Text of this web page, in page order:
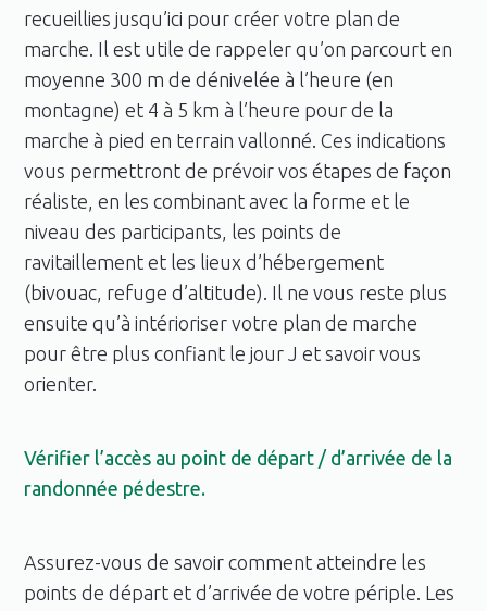
recueillies jusqu’ici pour créer votre plan de
marche. Il est utile de rappeler qu’on parcourt en
moyenne 300 m de dénivelée à l’heure (en
montagne) et 4 à 5 km à l’heure pour de la
marche à pied en terrain vallonné. Ces indications
vous permettront de prévoir vos étapes de façon
réaliste, en les combinant avec la forme et le
niveau des participants, les points de
ravitaillement et les lieux d’hébergement
(bivouac, refuge d’altitude). Il ne vous reste plus
ensuite qu’à intérioriser votre plan de marche
pour être plus confiant le jour J et savoir vous
orienter.
Vérifier l’accès au point de départ / d’arrivée de la
randonnée pédestre.
Assurez-vous de savoir comment atteindre les
points de départ et d’arrivée de votre périple. Les